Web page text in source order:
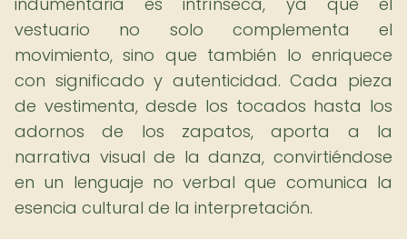
vestuario no solo complementa el
movimiento, sino que también lo enriquece
con significado y autenticidad. Cada pieza
de vestimenta, desde los tocados hasta los
adornos de los zapatos, aporta a la
narrativa visual de la danza, convirtiéndose
en un lenguaje no verbal que comunica la
esencia cultural de la interpretación.